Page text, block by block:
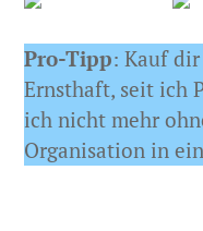
Pro-Tipp: Kauf
Ernsthaft, seit ich
ich nicht mehr
Organisation in